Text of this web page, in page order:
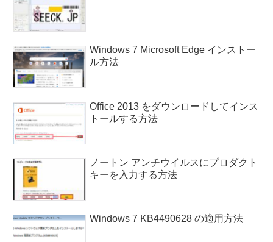
Windows 7 Microsoft Edge インストー
ル方法
Office 2013 をダウンロードしてインス
トールする方法
ノートン アンチウイルスにプロダクト
キーを入力する方法
Windows 7 KB4490628 の適用方法